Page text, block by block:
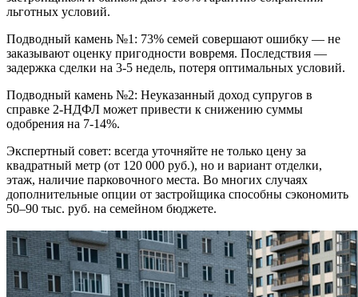
льготных условий.
Подводный камень №1: 73% семей совершают ошибку — не
заказывают оценку пригодности вовремя. Последствия —
задержка сделки на 3-5 недель, потеря оптимальных условий.
Подводный камень №2: Неуказанный доход супругов в
справке 2-НДФЛ может привести к снижению суммы
одобрения на 7-14%.
Экспертный совет: всегда уточняйте не только цену за
квадратный метр (от 120 000 руб.), но и вариант отделки,
этаж, наличие парковочного места. Во многих случаях
дополнительные опции от застройщика способны сэкономить
50–90 тыс. руб. на семейном бюджете.